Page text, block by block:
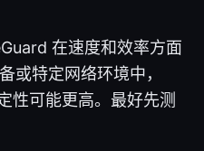
在速度和效率方面
或特定网络环境中，
性可能更高。最好先测